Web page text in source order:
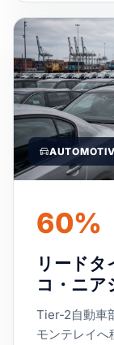
60%
リード
コ・ニア
Tier-2自動車
モンテレイへ